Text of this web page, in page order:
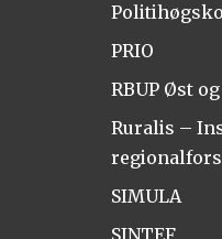
PRIO
RBUP Øst
Ruralis –
SIMULA
SINTEF